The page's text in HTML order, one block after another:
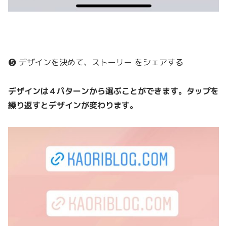
❺ デザインを決めて、ストーリー をシェアする
デザインは４パターンから選ぶことができます。タップを
繰り返すとデザインが変わります。